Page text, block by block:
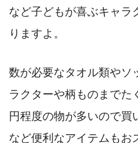
など子どもが喜ぶキャラ
りますよ。
数が必要なタオル類やソ
ラクターや柄ものまでた
円程度の物が多いので買
など便利なアイテムもお